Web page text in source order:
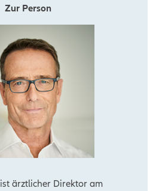
Zur Person
ist ärztlicher Direktor am